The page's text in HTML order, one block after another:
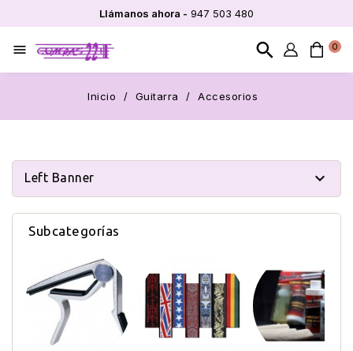
Llámanos ahora - 947 503 480
0
search

Inicio Guitarra Accesorios
Left Banner 
Subcategorías